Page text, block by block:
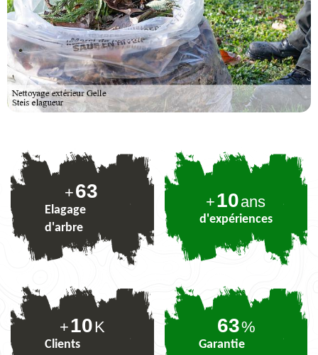
+77
Elagage
d'arbre
+10ans
d'expériences
+10K
Clients
77%
Garantie